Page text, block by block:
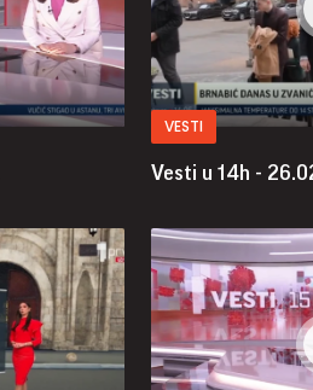
VESTI
Vesti u 14h -